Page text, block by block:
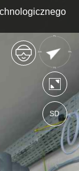
SD